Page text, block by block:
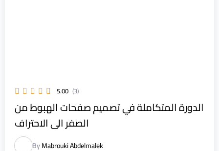
5.00 (3)
الدورة المتكاملة في تصميم صفحات الهبوط من
الصفر الى الاحتراف
ByMabrouki Abdelmalek